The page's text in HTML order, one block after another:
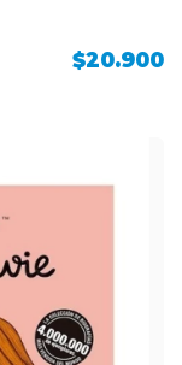
$20.900